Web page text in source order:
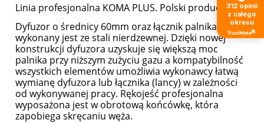
Linia profesjonalna KOMA PLUS. Polski producent.
Dyfuzor o średnicy 60mm oraz łącznik palnika
wykonany jest ze stali nierdzewnej. Dzięki nowej
konstrukcji dyfuzora uzyskuje się większą moc
palnika przy niższym zużyciu gazu a kompatybilność
wszystkich elementów umożliwia wykonawcy łatwą
wymianę dyfuzora lub łącznika (lancy) w zależności
od wykonywanej pracy. Rękojeść profesjonalna
wyposażona jest w obrotową końcówkę, która
zapobiega skręcaniu węża.
312 opinii
z całego
okresu